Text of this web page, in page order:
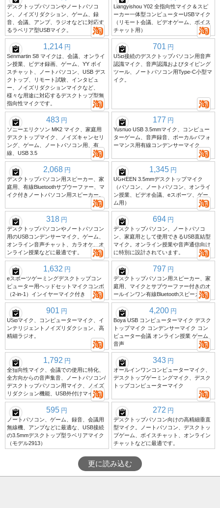
デスクトップパソコンやノートパソコ
ン、ノイズリダクション、ゲーム、録
音、会議、アンプ、ラジオなどに対応す
るラベリア型USBマイク。
Liangyishou Y02 全指向性マイク＆スピ
ーカー一体型コンピューターUSBマイク
（リモート会議、ビデオゲーム、ボイス
チャット用）
1,214 円
Senmartin S8 マイクは、会議、オンライ
ン授業、ビデオ録画、ゲーム、YY ボイ
スチャット、ノートパソコン、USB デス
クトップ、リモート試験、インタビュ
ー、ノイズリダクションマイクなど、
様々な用途に対応するデスクトップ型無
指向性マイクです。
701 円
USB接続のデスクトップパソコン用音声
認識マイク、音声認識およびタイピング
ツール、ノートパソコン用Type-C小型マ
イク。
483 円
ソニーエリクソン MK2 マイク、家庭用
デスクトップマイク、ノイズキャンセリ
ング、ゲーム、ノートパソコン用、有
線、USB 3.5
177 円
Yushuo USB 3.5mmマイク、コンピュー
ターゲーム、音声録音、ボーカルパフォ
ーマンス用有線コンデンサーマイク
2,068 円
デスクトップパソコン用スピーカー、家
庭用、有線Bluetoothサブウーファー、マ
イク付きノートパソコン用スピーカー。
1,345 円
UGREEN 3.5mmデスクトップマイク
（パソコン、ノートパソコン、オンライ
ン授業、ビデオ会議、eスポーツ、ゲー
ム用）
318 円
デスクトップパソコンやノートパソコン
用のUSBコンデンサーマイク。ゲーム、
オンライン音声チャット、カラオケ、オ
ンライン授業などに最適です。
694 円
デスクトップパソコン、ノートパソコ
ン、家庭用として使用できるUSB直結型
マイク。オンライン授業や音声通信向け
に特別に設計されています。
1,632 円
eスポーツゲーミングデスクトップコン
ピューター用ヘッドセットマイクコンボ
（2-in-1）インイヤーマイク付き
797 円
デスクトップパソコン用スピーカー、家
庭用、マイクとサブウーファー付きのオ
ールインワン有線Bluetoothスピーカー。
901 円
USBマイク、コンピューターマイク、イ
ンテリジェントノイズリダクション、高
精細ラジオ。
4,200 円
Boya USB コンピューターマイク デスク
トップマイク コンデンサーマイク コン
ピューター会議 オンライン授業 ゲーム
音声
1,792 円
全指向性マイク、会議での使用に特化、
全方向からの音声集音、ノートパソコン/
デスクトップパソコン用マイク、ノイズ
リダクション機能、USB外付けマイク。
343 円
オールインワンコンピューターマイク、
デスクトップゲーミングマイク、デスク
トップコンピューターマイク
595 円
ノートパソコン、ゲーム、録音、会議用
無線機、アンプなどに最適な、USB接続
の3.5mmデスクトップ型ラベリアマイク
（モデル2913）
272 円
デスクトップパソコン向けの高精細垂直
型マイク。ノートパソコン、デスクトッ
プゲーム、ボイスチャット、オンライン
チャットなどに最適です。
更に読み込む